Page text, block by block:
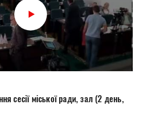
сесії міської ради, зал (2 день,